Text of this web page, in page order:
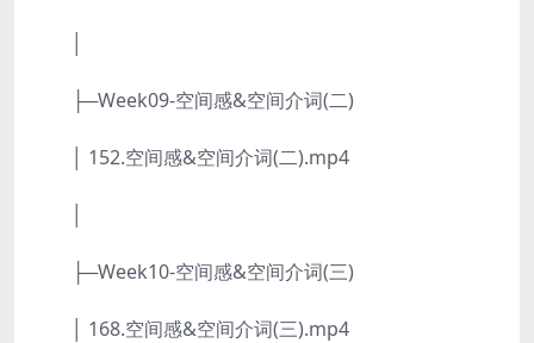
├─Week09-空间感&空间介词(二)
│ 152.空间感&空间介词(二).mp4
├─Week10-空间感&空间介词(三)
│ 168.空间感&空间介词(三).mp4